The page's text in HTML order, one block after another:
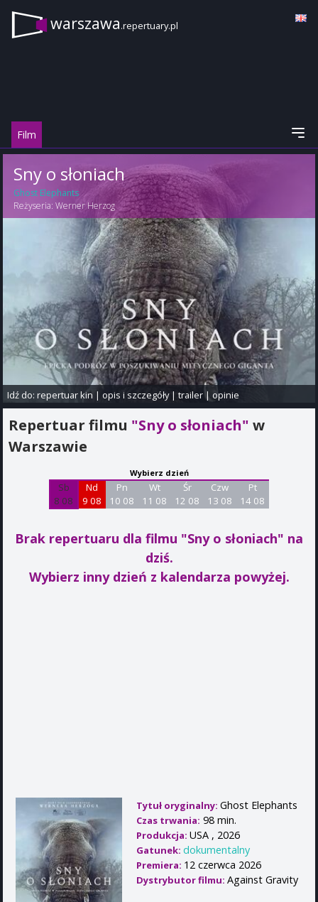
warszawa.repertuary.pl
Film
Sny o słoniach
Ghost Elephants
Reżyseria: Werner Herzog
Idź do:repertuar kin |opis i szczegóły|trailer|opinie
Repertuar filmu "Sny o słoniach" w
Warszawie
Wybierz dzień
Sb
8 08
Nd
9 08
Pn
10 08
Wt
11 08
Śr
12 08
Czw
13 08
Pt
14 08
Brak repertuaru dla filmu "Sny o słoniach" na
dziś.
Wybierz inny dzień z kalendarza powyżej.
Tytuł oryginalny: Ghost Elephants
Czas trwania: 98 min.
Produkcja: USA , 2026
Gatunek: dokumentalny
Premiera: 12 czerwca 2026
Dystrybutor filmu: Against Gravity